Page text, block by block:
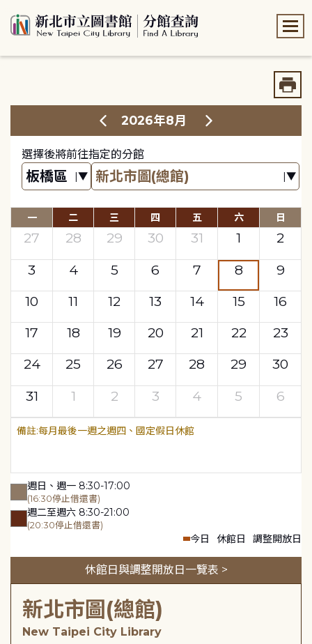
2026年8月
選擇後將前往指定的分館
一 二 三 四 五 六 日
27 28 29 30 31 1
2
3
4 5 6 7 8
9
10
11 12 13 14 15
16
17
18 19 20 21 22
23
24
25 26 27 28 29
30
31
1 2 3 4 5 6
每月最後一週之週四、國定假日休館
週日、週一 8:30-17:00
(16:30停止借還書)
週二至週六 8:30-21:00
(20:30停止借還書)
今日 休館日 調整開放日
休館日與調整開放日一覽表 >
新北市圖(總館)
New Taipei City Library